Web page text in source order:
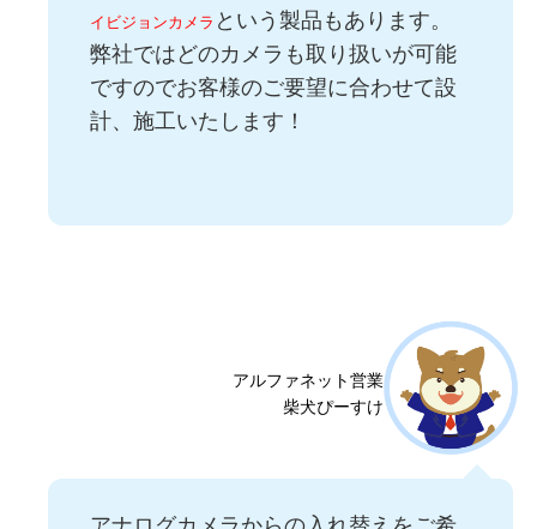
イビジョンカメラ という製品もあります。
弊社ではどのカメラも取り扱いが可能
ですのでお客様のご要望に合わせて設
計、施工いたします！
アルファネット営業
柴犬ぴーすけ